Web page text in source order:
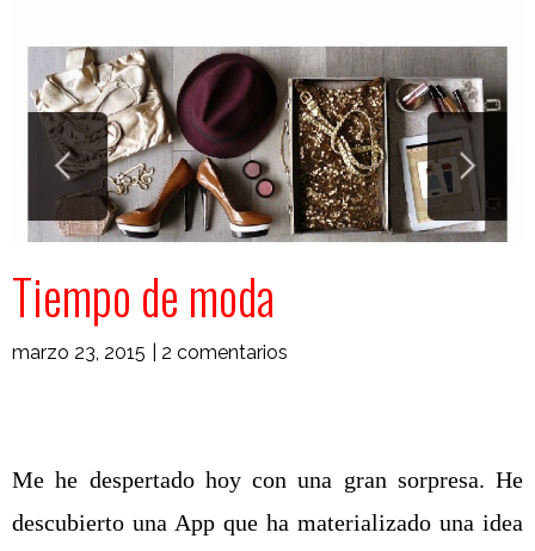
Tiempo de moda
marzo 23, 2015 2 comentarios
Me he despertado hoy con una gran sorpresa. He
descubierto una App que ha materializado una idea